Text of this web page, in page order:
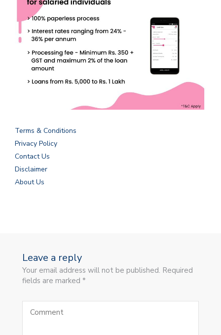
Terms & Conditions
Privacy Policy
Contact Us
Disclaimer
About Us
Leave a reply
Your email address will not be published. Required
fields are marked *